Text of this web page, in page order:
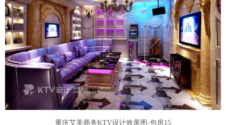
重庆艾美商务KTV设计效果图-包房15